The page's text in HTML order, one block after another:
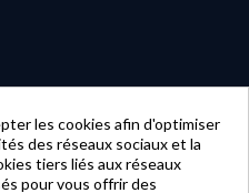
les cookies afin d'optimiser
des réseaux sociaux et la
tiers liés aux réseaux
pour vous offrir des